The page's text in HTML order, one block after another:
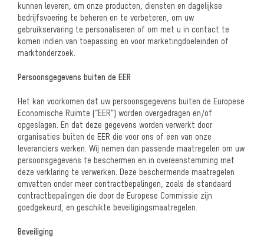
kunnen leveren, om onze producten, diensten en dagelijkse
bedrijfsvoering te beheren en te verbeteren, om uw
gebruikservaring te personaliseren of om met u in contact te
komen indien van toepassing en voor marketingdoeleinden of
marktonderzoek.
Persoonsgegevens buiten de EER
Het kan voorkomen dat uw persoonsgegevens buiten de Europese
Economische Ruimte (“EER”) worden overgedragen en/of
opgeslagen. En dat deze gegevens worden verwerkt door
organisaties buiten de EER die voor ons of een van onze
leveranciers werken. Wij nemen dan passende maatregelen om uw
persoonsgegevens te beschermen en in overeenstemming met
deze verklaring te verwerken. Deze beschermende maatregelen
omvatten onder meer contractbepalingen, zoals de standaard
contractbepalingen die door de Europese Commissie zijn
goedgekeurd, en geschikte beveiligingsmaatregelen.
Beveiliging